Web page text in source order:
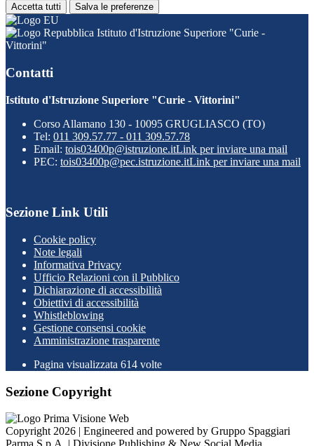
Accetta tutti Salva le preferenze
Istituto d'Istruzione Superiore "Curie -
Vittorini"
Contatti
Istituto d'Istruzione Superiore "Curie - Vittorini"
Corso Allamano 130 - 10095 GRUGLIASCO (TO)
Tel: 011 309.57.77 - 011 309.57.78
Email: tois03400p@istruzione.itLink per inviare una mail
PEC: tois03400p@pec.istruzione.itLink per inviare una mail
Sezione Link Utili
Cookie policy
Note legali
Informativa Privacy
Ufficio Relazioni con il Pubblico
Dichiarazione di accessibilità
Obiettivi di accessibilità
Whistleblowing
Gestione consensi cookie
Amministrazione trasparente
Pagina visualizzata 614 volte
Sezione Copyright
Copyright 2026 | Engineered and powered by Gruppo Spaggiari